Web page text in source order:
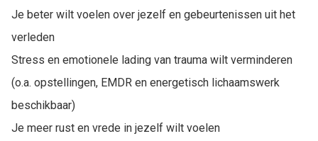
Je beter wilt voelen over jezelf en gebeurtenissen uit het
verleden
Stress en emotionele lading van trauma wilt verminderen
(o.a. opstellingen, EMDR en energetisch lichaamswerk
beschikbaar)
Je meer rust en vrede in jezelf wilt voelen